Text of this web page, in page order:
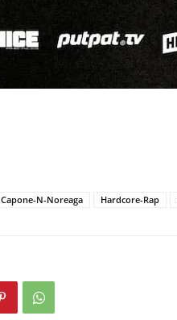
Capone-N-Noreaga Hardcore-Rap